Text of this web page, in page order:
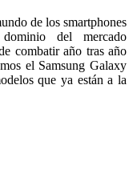
de los smartphones
del mercado
combatir año tras año
el Samsung Galaxy
que ya están a la